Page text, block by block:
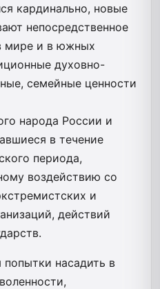
кардинально, новые
непосредственное
мире и в южных
духовно-
семейные ценности
народа России и
в течение
периода,
воздействию со
и
действий
насадить в